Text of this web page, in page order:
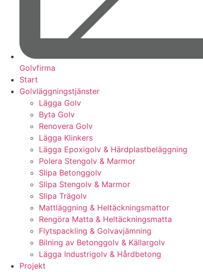
Golvfirma
Start
Golvläggningstjänster
Lägga Golv
Byta Golv
Renovera Golv
Lägga Klinkers
Lägga Epoxigolv & Härdplastbeläggning
Polera Stengolv & Marmor
Slipa Betonggolv
Slipa Stengolv & Marmor
Slipa Trägolv
Mattläggning & Heltäckningsmattor
Rengöra Matta & Heltäckningsmatta
Flytspackling & Golvavjämning
Bilning av Betonggolv & Källargolv
Lägga Industrigolv & Hårdbetong
Projekt